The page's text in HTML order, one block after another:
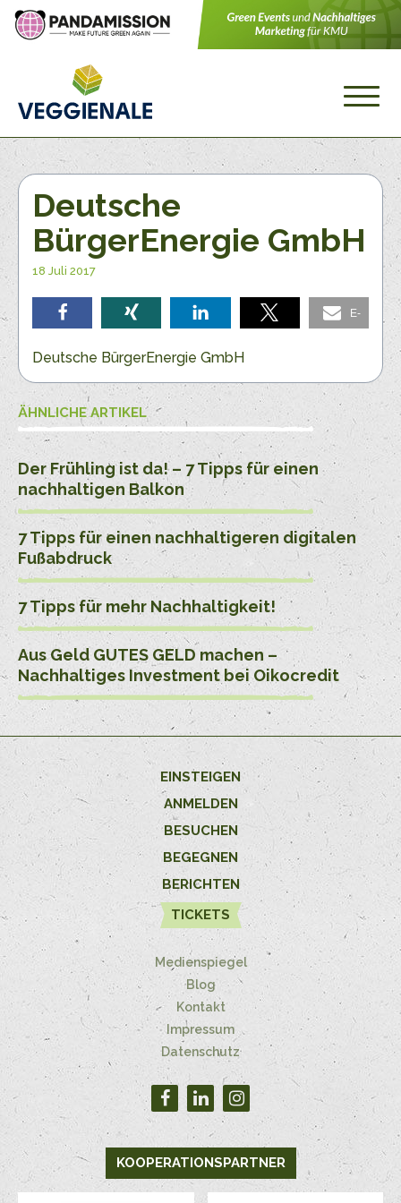
Deutsche
BürgerEnergie GmbH
18 Juli 2017
teilen teilen
E-
Deutsche BürgerEnergie GmbH
ÄHNLICHE ARTIKEL
Der Frühling ist da! – 7 Tipps für einen
nachhaltigen Balkon
7 Tipps für einen nachhaltigeren digitalen
Fußabdruck
7 Tipps für mehr Nachhaltigkeit!
Aus Geld GUTES GELD machen –
Nachhaltiges Investment bei Oikocredit
EINSTEIGEN
ANMELDEN
BESUCHEN
BEGEGNEN
BERICHTEN
TICKETS
Medienspiegel
Blog
Kontakt
Impressum
Datenschutz
KOOPERATIONSPARTNER